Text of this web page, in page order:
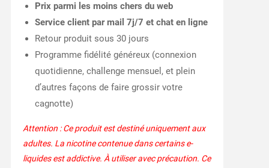
Prix parmi les moins chers du web
Service client par mail 7j/7 et chat en ligne
Retour produit sous 30 jours
Programme fidélité généreux (connexion
quotidienne, challenge mensuel, et plein
d’autres façons de faire grossir votre
cagnotte)
Attention : Ce produit est destiné uniquement aux
adultes. La nicotine contenue dans certains e-
liquides est addictive. À utiliser avec précaution. Ce